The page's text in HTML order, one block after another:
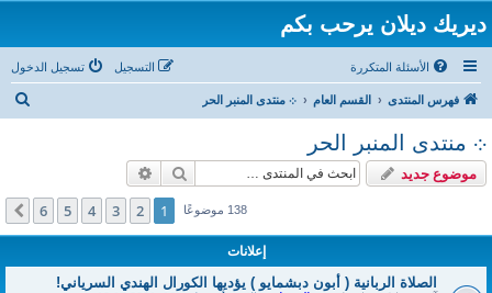
ديريك ديلان يرحب بكم
الأسئلة المتكررة تسجيل الدخول التسجيل
فهرس المنتدى القسم العام ܀ منتدى المنبر الحر
ب
܀ منتدى المنبر الحر
موضوع جديد بحث
138 موضوعًا 1
2
3
4
5
6 التالي
إعلانات
الصلاة الربانية ( أبون دبشمايو ) يؤديها الكورال الهندي السرياني!